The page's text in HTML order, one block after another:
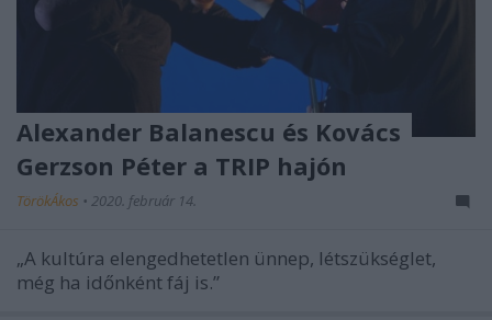
Alexander Balanescu és Kovács
Gerzson Péter a TRIP hajón
TörökÁkos • 2020. február 14.
„A kultúra elengedhetetlen ünnep, létszükséglet,
még ha időnként fáj is.”